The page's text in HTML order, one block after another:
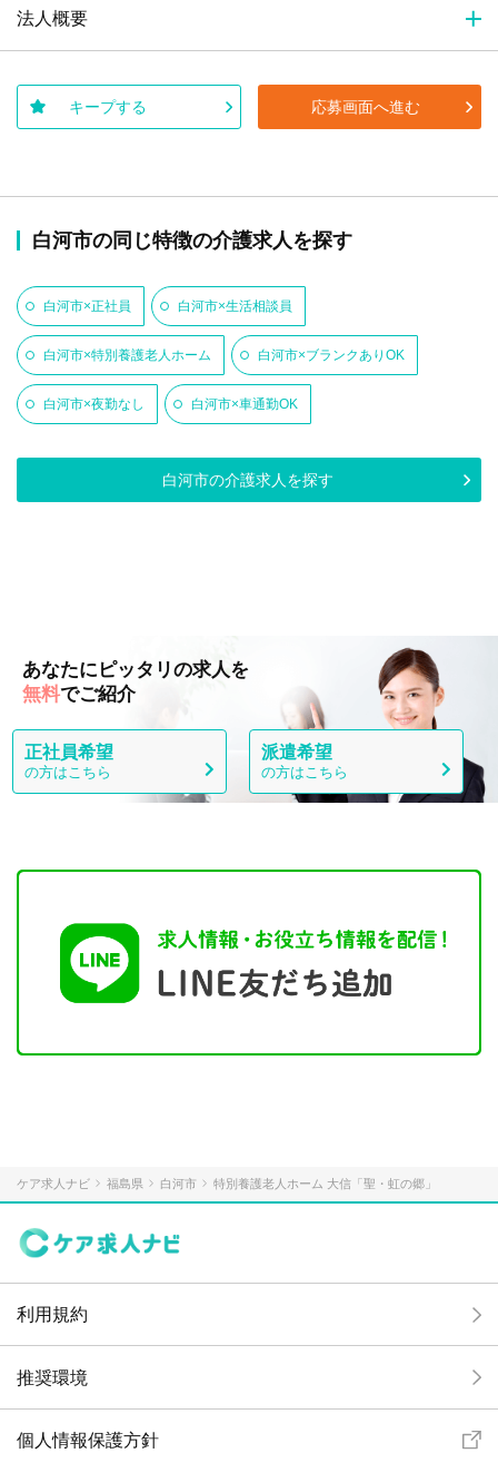
法人概要
キープする 応募画面へ進む
白河市の同じ特徴の介護求人を探す
白河市×正社員 白河市×生活相談員
白河市×特別養護老人ホーム 白河市×ブランクありOK
白河市×夜勤なし 白河市×車通勤OK
白河市の介護求人を探す
あなたにピッタリの求人を
無料でご紹介
正社員希望
の方はこちら
派遣希望
の方はこちら
ケア求人ナビ 福島県 白河市 特別養護老人ホーム 大信「聖・虹の郷」
利用規約
推奨環境
個人情報保護方針